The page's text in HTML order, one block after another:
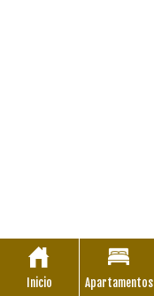
Inicio Apartamentos